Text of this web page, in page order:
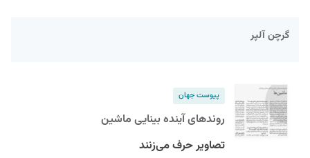
گرچن آلپر
پیوست جهان
روندهای آینده بینایی ماشین
تصاویر حرف می‌زنند